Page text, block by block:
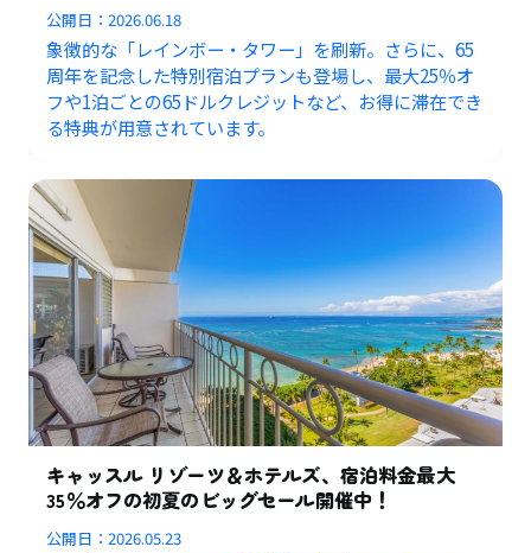
公開日：2026.06.18
象徴的な「レインボー・タワー」を刷新。さらに、65
周年を記念した特別宿泊プランも登場し、最大25％オ
フや1泊ごとの65ドルクレジットなど、お得に滞在でき
る特典が用意されています。
キャッスル リゾーツ＆ホテルズ、宿泊料金最大
35％オフの初夏のビッグセール開催中！
公開日：2026.05.23